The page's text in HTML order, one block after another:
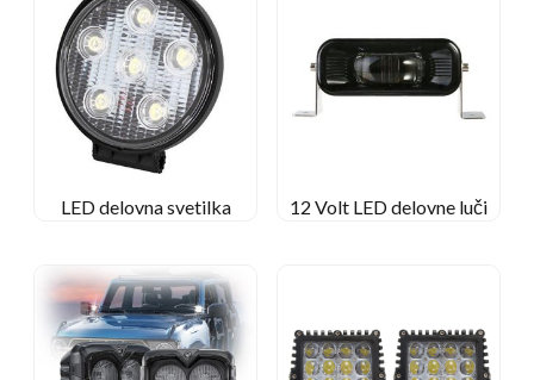
LED delovna svetilka 12 Volt LED delovne luči